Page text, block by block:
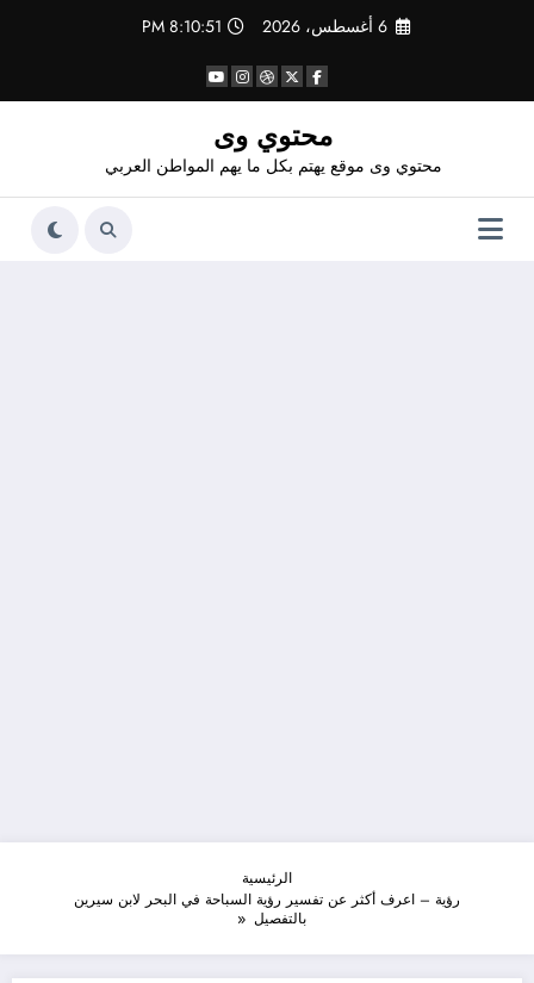
6 أغسطس، 2026 8:10:51 PM
محتوي وى
محتوي وى موقع يهتم بكل ما يهم المواطن العربي
الرئيسية
رؤية – اعرف أكثر عن تفسير رؤية السباحة في البحر لابن سيرين
بالتفصيل